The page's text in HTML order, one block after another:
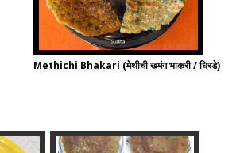
Methichi Bhakari (मेथीची खमंग भाकरी / धिरडे)